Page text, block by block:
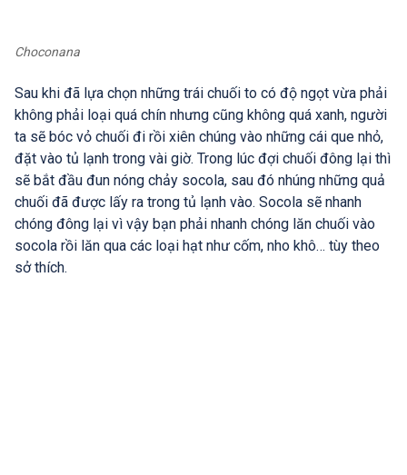
Choconana
Sau khi đã lựa chọn những trái chuối to có độ ngọt vừa phải
không phải loại quá chín nhưng cũng không quá xanh, người
ta sẽ bóc vỏ chuối đi rồi xiên chúng vào những cái que nhỏ,
đặt vào tủ lạnh trong vài giờ. Trong lúc đợi chuối đông lại thì
sẽ bắt đầu đun nóng chảy socola, sau đó nhúng những quả
chuối đã được lấy ra trong tủ lạnh vào. Socola sẽ nhanh
chóng đông lại vì vậy bạn phải nhanh chóng lăn chuối vào
socola rồi lăn qua các loại hạt như cốm, nho khô… tùy theo
sở thích.